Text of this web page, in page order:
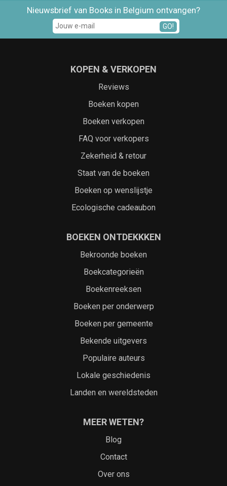
Nieuwsbrief van Books in Belgium ontvangen?
GO!
KOPEN & VERKOPEN
Reviews
Boeken kopen
Boeken verkopen
FAQ voor verkopers
Zekerheid & retour
Staat van de boeken
Boeken op wenslijstje
Ecologische cadeaubon
BOEKEN ONTDEKKKEN
Bekroonde boeken
Boekcategorieën
Boekenreeksen
Boeken per onderwerp
Boeken per gemeente
Bekende uitgevers
Populaire auteurs
Lokale geschiedenis
Landen en wereldsteden
MEER WETEN?
Blog
Contact
Over ons